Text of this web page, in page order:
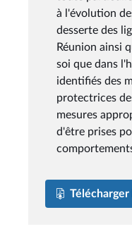
à l'évolution
desserte des
Réunion ainsi
soi que dans
identifiés des
protectrices
mesures
d'être prises